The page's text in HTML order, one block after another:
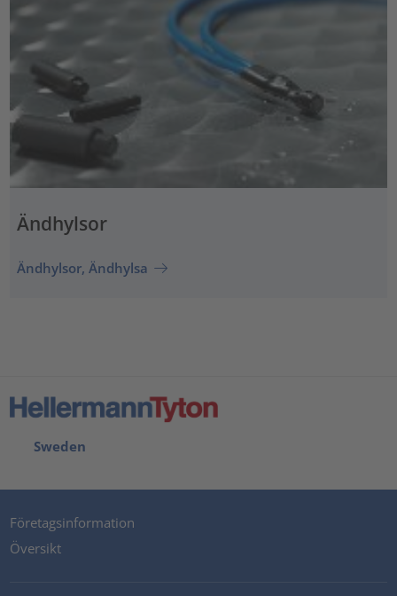
Ändhylsor
Ändhylsor, Ändhylsa
Sweden
Företagsinformation
Översikt